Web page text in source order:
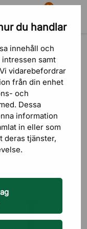
du handlar
innehåll och
samt
vidarebefordrar
från din enhet
och
Dessa
information
in eller som
deras tjänster,
Sök
81
Varukorg Meny
Sortering
Lägsta pris
Nyast först